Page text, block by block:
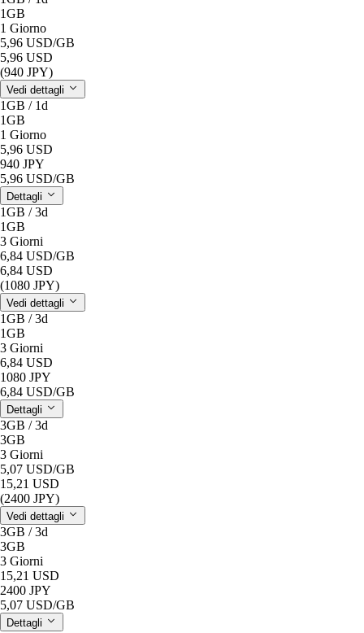
1GB
1 Giorno
5,96 USD/GB
5,96 USD
(940 JPY)
Vedi dettagli
1GB / 1d
1GB
1 Giorno
5,96 USD
940 JPY
5,96 USD/GB
Dettagli
1GB / 3d
1GB
3 Giorni
6,84 USD/GB
6,84 USD
(1080 JPY)
Vedi dettagli
1GB / 3d
1GB
3 Giorni
6,84 USD
1080 JPY
6,84 USD/GB
Dettagli
3GB / 3d
3GB
3 Giorni
5,07 USD/GB
15,21 USD
(2400 JPY)
Vedi dettagli
3GB / 3d
3GB
3 Giorni
15,21 USD
2400 JPY
5,07 USD/GB
Dettagli